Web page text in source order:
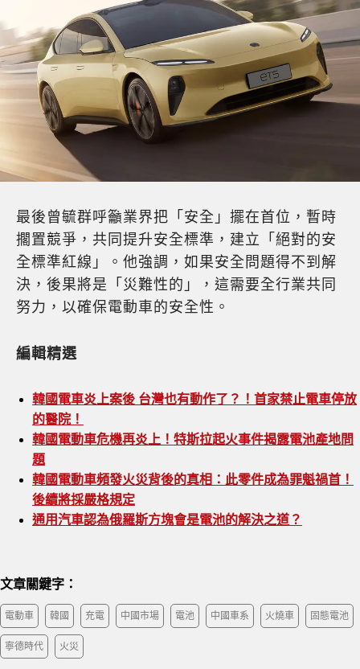
最後曾毓群呼籲業界把「安全」擺在首位，暫時
擱置競爭，共同提升安全標準，建立「絕對的安
全標準紅線」。他強調，如果安全問題得不到解
決，後果將是「災難性的」，這需要全行業共同
努力，以確保電動車的安全性。
編輯精選
韓國電車炎上案後 台灣也有動作了？！首家禁止電車停放
的醫院！
韓國電動車危機再炎上！特斯拉起火事件揭露電池產地問
題
韓國電動車頻發火災背後的真相：此零件成為罪魁禍首！
後續將採嚴格規定
通用汽車認為俄羅斯方塊會是電池的解決之道？
文章關鍵字：
電動車 韓國 充電 中國市場 電池 中國車系 火燒車 固態電池
寧德時代 火災